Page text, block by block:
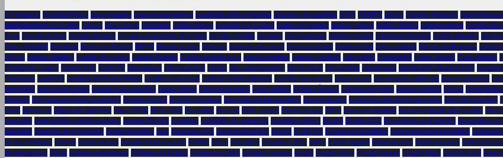
9.7 pulgadas Actividad Física actriz española actriz estadounidense actualidad política española adicción a las pantallas ADN AEMET afición Agencia Tributaria Aitana
almacenamiento en la nube Alonso alto el fuego Alzheimer anfibio ibérico ansiedad por la salud análisis del partido análisis judicial análisis técnico apalancamiento apertura del
Asus Arreglo de iPad Arreglo de tablet Arreglo refrigeración de portátil Arreglo Toshiba asesinato astro argentino Atlético Madrid Audiencia Nacional Audios filtrados
Banco Sabadell Barcelona Bayern de Múnich BBVA Begoña Gómez bienestar bienestar emocional bienestar infantil biodiversidad bolsa española Bárbara de Braganza calidad
bisagra cambio climático Cambio disco duro Cambio Pantalla Cambio pantalla Asus canal ascendente cantante española cante jondo Carabanchel Carlos Alcaraz Carlos Mazón
Champions League Charlie Kirk ChatGPT ciberataques ciberseguridad cifrado cine contemporáneo cine de autor cine español clasificación clasificación Mundial 2026
Valenciana confesión conflicto en Oriente Medio conflicto Irán-Israel conflicto israelí-palestino consejos para padres conservación conservación ambiental conservadurismo
corrupción corrupción política creadores de contenido crianza digital Crisis humanitaria Crisis política Cristina Álvarez crímenes de guerra cultura española Cáncer David
demanda dependencia tecnológica infantil deporte español derechos humanos desarrollo infantil saludable desinformación desintoxicación digital para niños detección temprana
moda diferencial diligencias judiciales Disco HDD Disco SSD diversidad divorcio dolor crónico Donald Trump DXY economía española educación digital para familias
renovable enfermedades cardiovasculares entradas Rosalía escándalo escándalo de corrupción escándalo político España España 2025 Especialistas en Portátiles Especialistas
Saludable estrategia de negociación estrategia política euro Eurocopa 2025 eurocopa femenina Europa EURUSD Expertos en Portátliles Expertosreparacionportátiles
de San Sebastián firewall Fiscal General Fiscalía Anticorrupción FOMC Forex Fórmula 1 Fórmula 1 2025 fútbol Fútbol español fútbol europeo fútbol femenino fútbol
de emergencias Gmail gobierno autonómico Gobierno de España Gobierno español goleador veterano google Google Drive Google Gemini Google Maps Guardia Civil